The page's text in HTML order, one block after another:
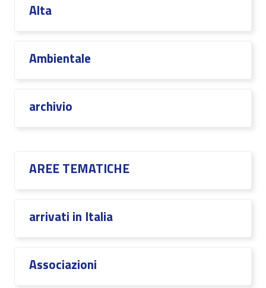
Alta
Ambientale
archivio
AREE TEMATICHE
arrivati in Italia
Associazioni